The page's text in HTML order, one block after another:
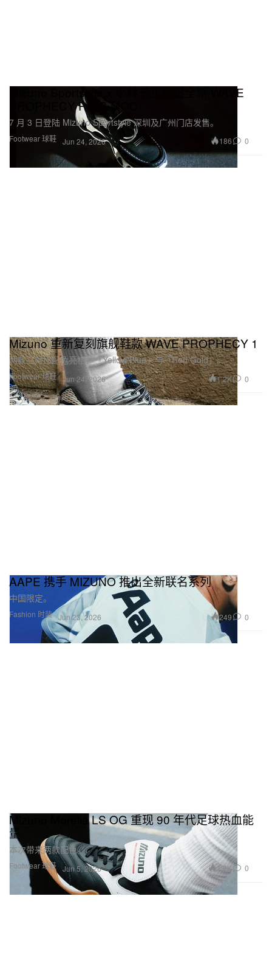
Footwear 球鞋
Mizuno Sportstyle x 小林节正推出全新 WAVE
PROPHECY RING MOC
7 月 3 日登陆 Mizuno Sportstyle 深圳及广州门店发售。
Jun 24, 2026 186 0
Footwear 球鞋
Mizuno 重新复刻旗舰鞋款 WAVE PROPHECY 1
两款高对比配色亮相：「Yellow/Blue」与「Red/Gold」。
Jun 24, 2026 1.2K 0
Fashion 时装
AAPE 携手 MIZUNO 推出全新联名系列
中国限定。
Jun 23, 2026 249 0
Footwear 球鞋
Mizuno Morelia LS OG 重现 90 年代足球热血能
量
本次带来两款配色。
Jun 5, 2026 1.2K 0